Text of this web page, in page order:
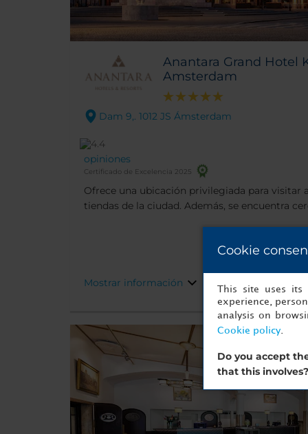
Anantara Grand Hotel
Amsterdam
Dam 9,. 1012 JS Ámsterdam
opiniones
Certificado de Excelencia 2025
Ofrece una ubicación privilegiada para visitar
tiendas de la ciudad. Además, se encuentra
Mostrar información
Cookie
This site uses its
experience,
analysis on
Cookie policy.
Do you accept
that this involves?